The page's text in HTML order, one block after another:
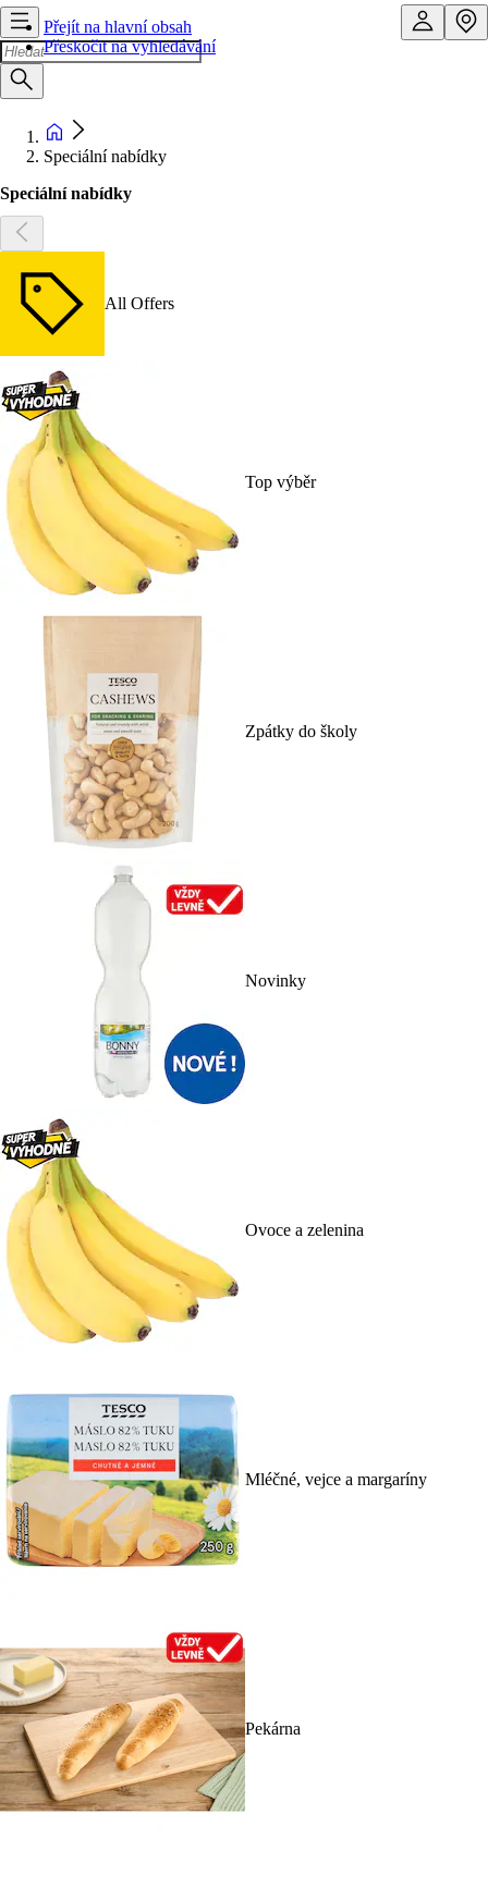
Přejít na hlavní obsah
Přeskočit na vyhledávání
Speciální nabídky
Speciální nabídky
All Offers
Top výběr
Zpátky do školy
Novinky
Ovoce a zelenina
Mléčné, vejce a margaríny
Pekárna